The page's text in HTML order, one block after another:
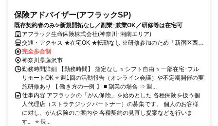
保険アドバイザー(アフラックSP)
既存契約者のみ✨新規開拓なし／副業･兼業OK／研修等は在宅可
アフラック生命保険株式会社(神奈川･湘南エリア)
交通・アクセス ★在宅OK ★転勤なし ※研修参加のため「新宿区西新
宿」への出社あり
完全歩合制
神奈川県藤沢市
勤務時間詳細 【勤務時間】 指定なし ⭐ シフト自由 ⭐ 一部在宅･フル
リモートOK ⭐ 週1回の活動報告（オンライン会議）や不定期開催の実
施研修あり 【 働き方の一例 】 ■ 副業の場合 ⇒ 週...
仕事内容 アフラックの「がん保険」を始めとした 各種保険を扱う個
人代理店（ストラテジックパートナー）の募集です。 個人のお客様
に対し、がん保険のご案内や 各種契約の見直し提案などを行いま
す。 ⭐ 長...